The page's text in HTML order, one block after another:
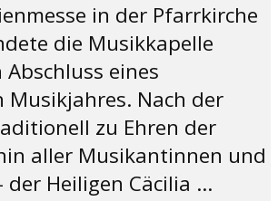
in der Pfarrkirche
die Musikkapelle
eines
Musikjahres. Nach der
zu Ehren der
aller Musikantinnen und
Heiligen Cäcilia ...